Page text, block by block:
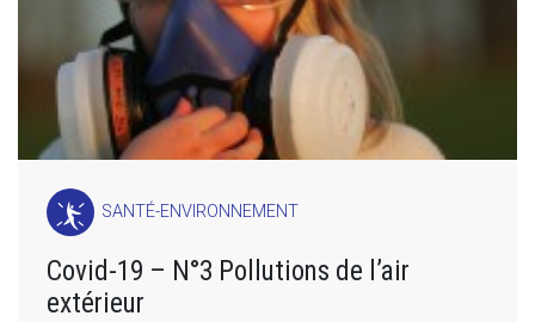
SANTÉ-ENVIRONNEMENT
Covid-19 – N°3 Pollutions de l’air
extérieur